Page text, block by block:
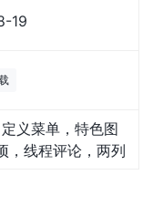
19
义菜单，特色图
，线程评论，两列